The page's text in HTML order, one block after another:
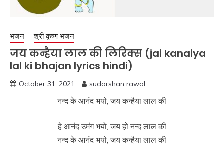
भजन श्री कृष्ण भजन
जय कन्हैया लाल की लिरिक्स (jai kanaiya
lal ki bhajan lyrics hindi)
October 31, 2021 sudarshan rawal
नन्द के आनंद भयो, जय कन्हैया लाल की
हे आनंद उमंग भयो, जय हो नन्द लाल की
नन्द के आनंद भयो, जय कन्हैया लाल की